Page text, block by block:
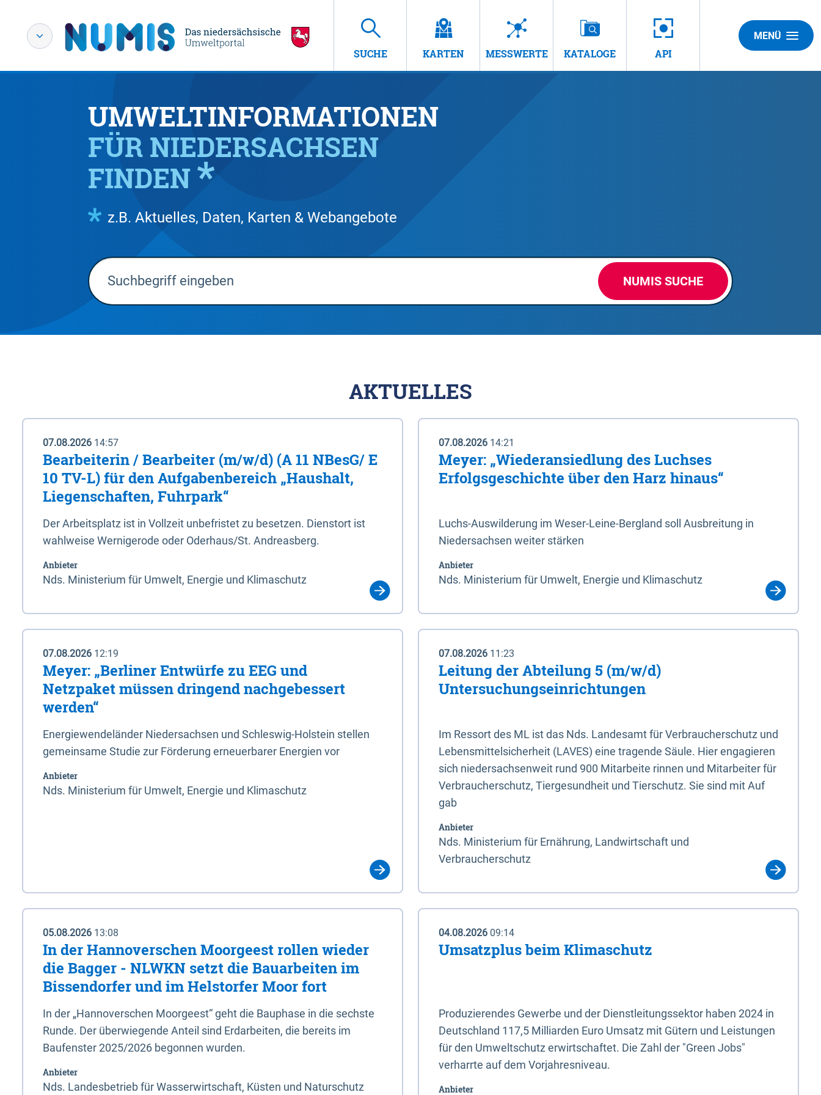
SUCHE KARTEN MESSWERTE KATALOGE API
MENÜ
UMWELTINFORMATIONEN
FÜR NIEDERSACHSEN
FINDEN
z.B. Aktuelles, Daten, Karten & Webangebote
NUMIS SUCHE
AKTUELLES
07.08.2026 14:57
Bearbeiterin / Bearbeiter (m/w/d) (A 11 NBesG/ E
10 TV-L) für den Aufgabenbereich „Haushalt,
Liegenschaften, Fuhrpark“
Der Arbeitsplatz ist in Vollzeit unbefristet zu besetzen. Dienstort ist
wahlweise Wernigerode oder Oderhaus/St. Andreasberg.
Anbieter
Nds. Ministerium für Umwelt, Energie und Klimaschutz
07.08.2026 14:21
Meyer: „Wiederansiedlung des Luchses
Erfolgsgeschichte über den Harz hinaus“
Luchs-Auswilderung im Weser-Leine-Bergland soll Ausbreitung in
Niedersachsen weiter stärken
Anbieter
Nds. Ministerium für Umwelt, Energie und Klimaschutz
07.08.2026 12:19
Meyer: „Berliner Entwürfe zu EEG und
Netzpaket müssen dringend nachgebessert
werden“
Energiewendeländer Niedersachsen und Schleswig-Holstein stellen
gemeinsame Studie zur Förderung erneuerbarer Energien vor
Anbieter
Nds. Ministerium für Umwelt, Energie und Klimaschutz
07.08.2026 11:23
Leitung der Abteilung 5 (m/w/d)
Untersuchungseinrichtungen
Im Ressort des ML ist das Nds. Landesamt für Verbraucherschutz und
Lebensmittelsicherheit (LAVES) eine tragende Säule. Hier engagieren
sich niedersachsenweit rund 900 Mitarbeite rinnen und Mitarbeiter für
Verbraucherschutz, Tiergesundheit und Tierschutz. Sie sind mit Auf
gab
Anbieter
Nds. Ministerium für Ernährung, Landwirtschaft und
Verbraucherschutz
05.08.2026 13:08
In der Hannoverschen Moorgeest rollen wieder
die Bagger - NLWKN setzt die Bauarbeiten im
Bissendorfer und im Helstorfer Moor fort
In der „Hannoverschen Moorgeest“ geht die Bauphase in die sechste
Runde. Der überwiegende Anteil sind Erdarbeiten, die bereits im
Baufenster 2025/2026 begonnen wurden.
Anbieter
Nds. Landesbetrieb für Wasserwirtschaft, Küsten und Naturschutz
04.08.2026 09:14
Umsatzplus beim Klimaschutz
Produzierendes Gewerbe und der Dienstleitungssektor haben 2024 in
Deutschland 117,5 Milliarden Euro Umsatz mit Gütern und Leistungen
für den Umweltschutz erwirtschaftet. Die Zahl der "Green Jobs"
verharrte auf dem Vorjahresniveau.
Anbieter